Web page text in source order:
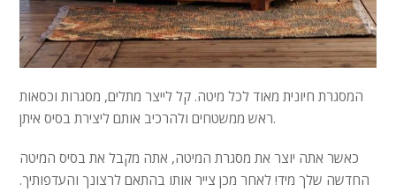
המסגרת חיונית מאוד לכל מיטה. קל לייצר מתלים, מסגרות וכסאות
ראש ממשטחים ולהרכיב אותם ליצירת בסיס איתן.
כאשר אתה יוצר את מסגרת המיטה, אתה מקבל את בסיס המיטה
החדשה שלך מיד! לאחר מכן צייר אותו בהתאם לרצונך והעדפותיך.